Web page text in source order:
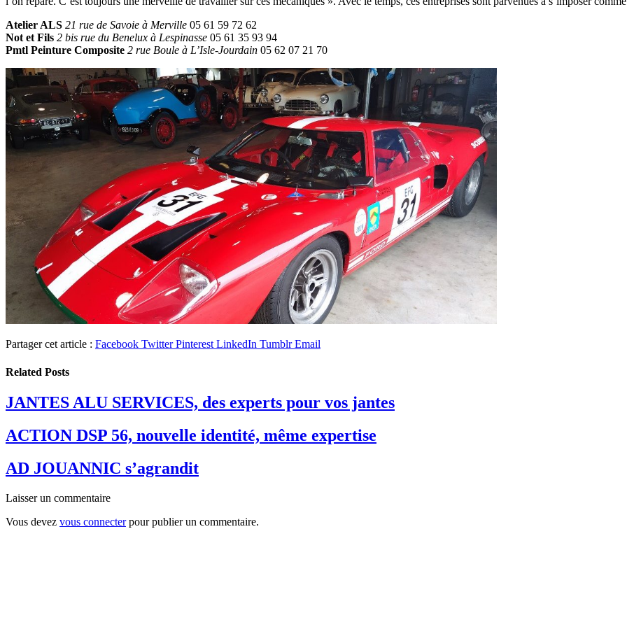
Atelier ALS 21 rue de Savoie à Merville 05 61 59 72 62
Not et Fils 2 bis rue du Benelux à Lespinasse 05 61 35 93 94
Pmtl Peinture Composite 2 rue Boule à L’Isle-Jourdain 05 62 07 21 70
Partager cet article : Facebook Twitter Pinterest LinkedIn Tumblr Email
Related Posts
JANTES ALU SERVICES, des experts pour vos jantes
ACTION DSP 56, nouvelle identité, même expertise
AD JOUANNIC s’agrandit
Laisser un commentaire
Vous devez vous connecterpour publier un commentaire.